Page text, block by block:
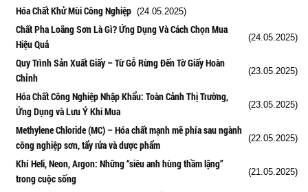
Hóa Chất Khử Mùi Công Nghiệp (24.05.2025)
Chất Pha Loãng Sơn Là Gì? Ứng Dụng Và Cách Chọn Mua
Hiệu Quả
(24.05.2025)
Quy Trình Sản Xuất Giấy – Từ Gỗ Rừng Đến Tờ Giấy Hoàn
Chỉnh
(23.05.2025)
Hóa Chất Công Nghiệp Nhập Khẩu: Toàn Cảnh Thị Trường,
Ứng Dụng và Lưu Ý Khi Mua
(23.05.2025)
Methylene Chloride (MC) – Hóa chất mạnh mẽ phía sau ngành
công nghiệp sơn, tẩy rửa và dược phẩm
(22.05.2025)
Khí Heli, Neon, Argon: Những “siêu anh hùng thầm lặng”
trong cuộc sống
(21.05.2025)